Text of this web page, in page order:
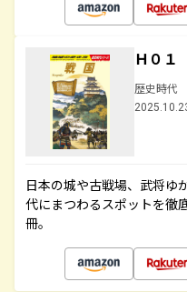
Ｈ０
歴史時代
日本の城や古戦場、武将ゆ
代にまつわるスポットを徹
冊。